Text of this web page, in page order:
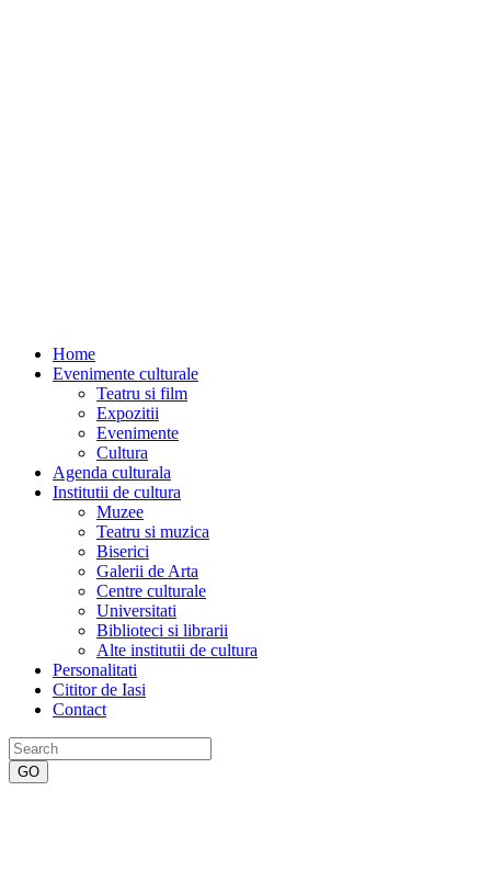
Home
Evenimente culturale
Teatru si film
Expozitii
Evenimente
Cultura
Agenda culturala
Institutii de cultura
Muzee
Teatru si muzica
Biserici
Galerii de Arta
Centre culturale
Universitati
Biblioteci si librarii
Alte institutii de cultura
Personalitati
Cititor de Iasi
Contact